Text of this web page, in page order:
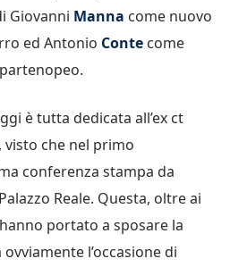
Giovanni Manna come nuovo
ed Antonio Conte come
è tutta dedicata all’ex ct
visto che nel primo
conferenza stampa da
Reale. Questa, oltre ai
portato a sposare la
l’occasione di